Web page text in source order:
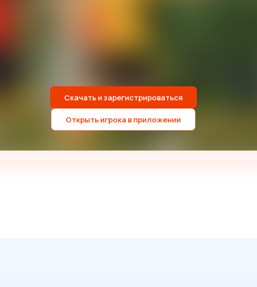
Скачать и зарегистрироваться
Открыть игрока в приложении